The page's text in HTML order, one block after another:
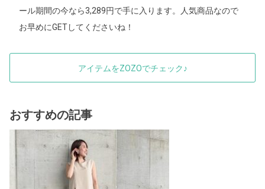
ール期間の今なら3,289円で手に入ります。人気商品なので
お早めにGETしてくださいね！
アイテムをZOZOでチェック♪
おすすめの記事